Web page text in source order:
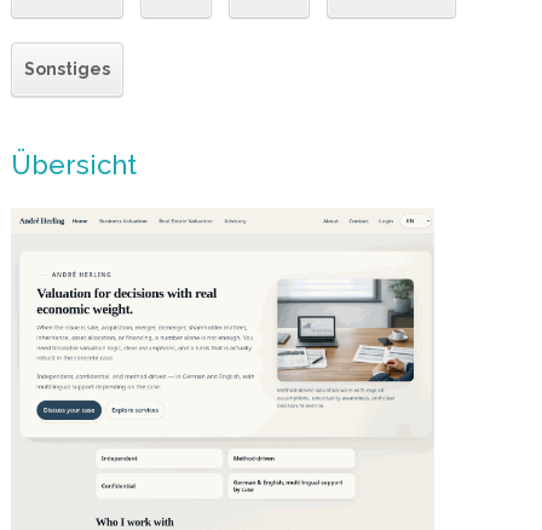
Sonstiges
Übersicht